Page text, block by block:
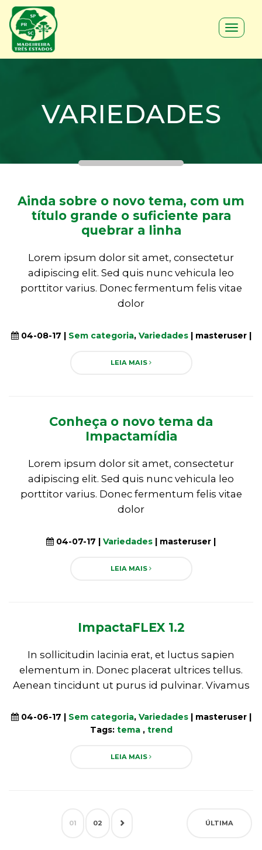
Toggle
VARIEDADES
Ainda sobre o novo tema, com um
título grande o suficiente para
quebrar a linha
Lorem ipsum dolor sit amet, consectetur
adipiscing elit. Sed quis nunc vehicula leo
porttitor varius. Donec fermentum felis vitae
dolor
04-08-17 | Sem categoria, Variedades| masteruser |
LEIA MAIS
Conheça o novo tema da
Impactamídia
Lorem ipsum dolor sit amet, consectetur
adipiscing elit. Sed quis nunc vehicula leo
porttitor varius. Donec fermentum felis vitae
dolor
04-07-17 | Variedades | masteruser |
LEIA MAIS
ImpactaFLEX 1.2
In sollicitudin lacinia erat, et luctus sapien
elementum in. Donec placerat ultrices tellus.
Aenean tincidunt ut purus id pulvinar. Vivamus
04-06-17 | Sem categoria, Variedades| masteruser |
Tags: tema, trend
LEIA MAIS
01 02 ÚLTIMA